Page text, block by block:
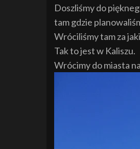
Doszliśmy do
tam gdzie
Wróciliśmy tam za
Tak to jest w Kaliszu.
Wrócimy do miasta